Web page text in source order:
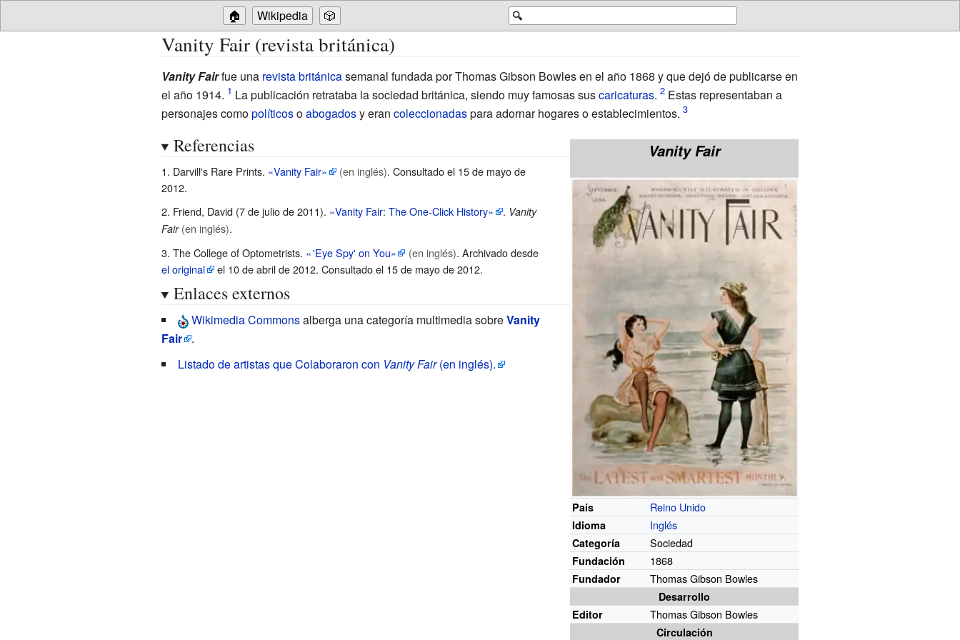
🔍
🏠 Wikipedia 🎲
Vanity Fair (revista británica)
Vanity Fairfue una revistabritánicasemanal fundada porThomas Gibson Bowlesen el año 1868 y que dejó de publicarse en
el año 1914.
La publicación retrataba la sociedad británica, siendo muy famosas suscaricaturas. Estas representaban a
personajes comopolíticosoabogadosy eran coleccionadaspara adornar hogares o establecimientos.
Vanity Fair
País Reino Unido
Idioma Inglés
Categoría Sociedad
Fundación 1868
Fundador Thomas Gibson Bowles
Desarrollo
Editor
Thomas Gibson Bowles
Circulación
Referencias
Darvill's Rare Prints. «Vanity Fair» (en inglés). Consultado el 15 de mayo de
2012.
Friend, David (7 de julio de 2011). «Vanity Fair: The One-Click History» . Vanity
Fair (en inglés).
The College of Optometrists. «'Eye Spy' on You» (en inglés). Archivado desde
el original
el 10 de abril de 2012. Consultado el 15 de mayo de 2012.
Enlaces externos
Wikimedia Commonsalberga una categoría multimedia sobreVanity
Fair .
Listado de artistas que Colaboraron con Vanity Fair(en inglés).